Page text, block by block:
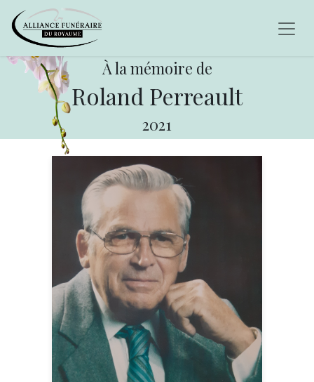
À la mémoire de
Roland Perreault
2021